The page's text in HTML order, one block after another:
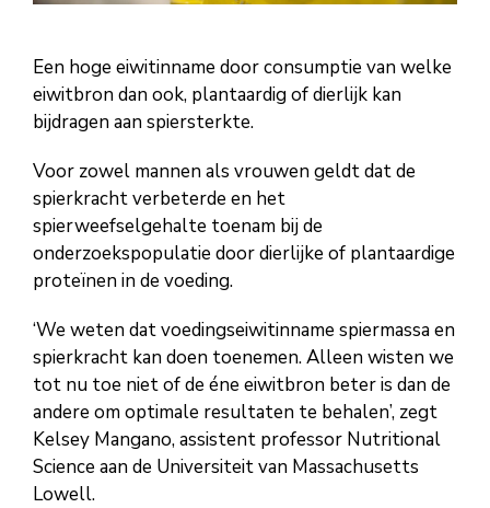
Een hoge eiwitinname door consumptie van welke
eiwitbron dan ook, plantaardig of dierlijk kan
bijdragen aan spiersterkte.
Voor zowel mannen als vrouwen geldt dat de
spierkracht verbeterde en het
spierweefselgehalte toenam bij de
onderzoekspopulatie door dierlijke of plantaardige
proteïnen in de voeding.
‘We weten dat voedingseiwitinname spiermassa en
spierkracht kan doen toenemen. Alleen wisten we
tot nu toe niet of de éne eiwitbron beter is dan de
andere om optimale resultaten te behalen’, zegt
Kelsey Mangano, assistent professor Nutritional
Science aan de Universiteit van Massachusetts
Lowell.